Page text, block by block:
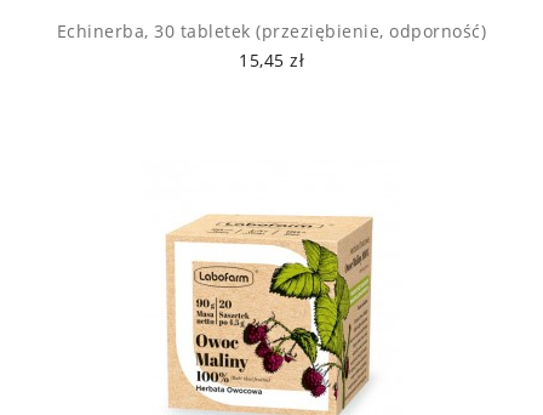
Echinerba, 30 tabletek (przeziębienie, odporność)
15,45 zł